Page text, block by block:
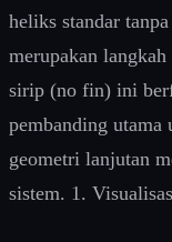
heliks standar
merupakan
sirip (no fin) ini
pembanding utama
geometri lanjutan
sistem. 1.